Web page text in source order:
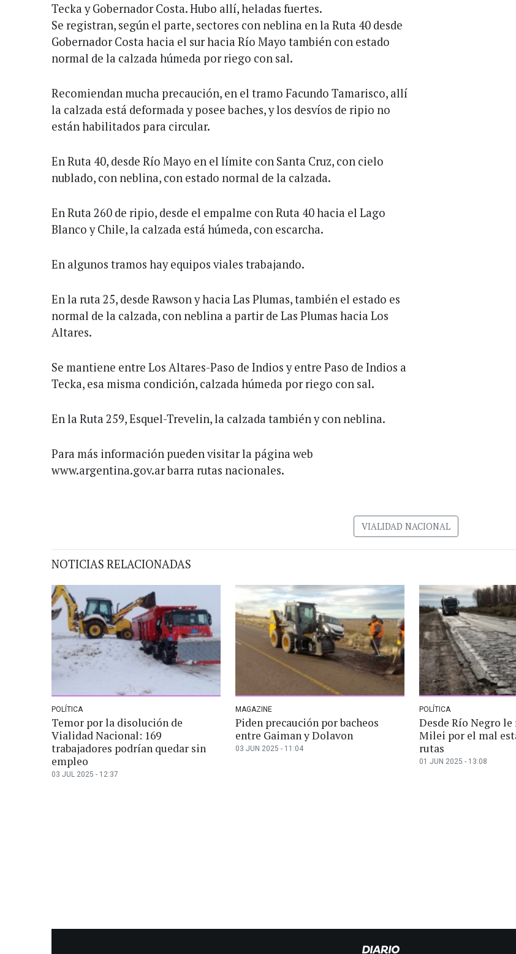
Tecka y Gobernador Costa. Hubo allí, heladas fuertes.
Se registran, según el parte, sectores con neblina en la Ruta 40 desde
Gobernador Costa hacia el sur hacia Río Mayo también con estado
normal de la calzada húmeda por riego con sal.
Recomiendan mucha precaución, en el tramo Facundo Tamarisco, allí
la calzada está deformada y posee baches, y los desvíos de ripio no
están habilitados para circular.
En Ruta 40, desde Río Mayo en el límite con Santa Cruz, con cielo
nublado, con neblina, con estado normal de la calzada.
En Ruta 260 de ripio, desde el empalme con Ruta 40 hacia el Lago
Blanco y Chile, la calzada está húmeda, con escarcha.
En algunos tramos hay equipos viales trabajando.
En la ruta 25, desde Rawson y hacia Las Plumas, también el estado es
normal de la calzada, con neblina a partir de Las Plumas hacia Los
Altares.
Se mantiene entre Los Altares-Paso de Indios y entre Paso de Indios a
Tecka, esa misma condición, calzada húmeda por riego con sal.
En la Ruta 259, Esquel-Trevelin, la calzada también y con neblina.
Para más información pueden visitar la página web
www.argentina.gov.ar barra rutas nacionales.
VIALIDAD NACIONAL
NOTICIAS RELACIONADAS
POLÍTICA
Temor por la disolución de
Vialidad Nacional: 169
trabajadores podrían quedar sin
empleo
03 JUL 2025 - 12:37
MAGAZINE
Piden precaución por bacheos
entre Gaiman y Dolavon
03 JUN 2025 - 11:04
POLÍTICA
Desde Río Negro le
Milei por el mal
rutas
01 JUN 2025 - 13:08